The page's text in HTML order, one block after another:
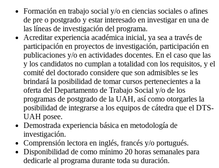
Formación en trabajo social y/o en ciencias sociales o afines
de pre o postgrado y estar interesado en investigar en una de
las líneas de investigación del programa.
Acreditar experiencia académica inicial, ya sea a través de
participación en proyectos de investigación, participación en
publicaciones y/o en actividades docentes. En el caso que las
y los candidatos no cumplan a totalidad con los requisitos, y el
comité del doctorado considere que son admisibles se les
brindará la posibilidad de tomar cursos pertenecientes a la
oferta del Departamento de Trabajo Social y/o de los
programas de postgrado de la UAH, así como otorgarles la
posibilidad de integrarse a los equipos de cátedra que el DTS-
UAH posee.
Demostrada experiencia básica en metodología de
investigación.
Comprensión lectora en inglés, francés y/o portugués.
Disponibilidad de como mínimo 20 horas semanales para
dedicarle al programa durante toda su duración.